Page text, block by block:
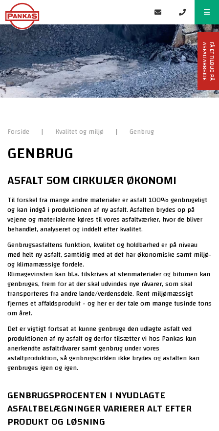
Forside | Kvalitet og miljø | Genbrug
F
Å
E
T
T
I
L
B
U
D
P
Å
A
S
F
A
L
T
A
R
B
E
J
D
E
GENBRUG
ASFALT SOM CIRKULÆR ØKONOMI
Til forskel fra mange andre materialer er asfalt 100% genbrugeligt
og kan indgå i produktionen af ny asfalt. Asfalten brydes op på
vejene og materialerne køres til vores asfaltværker, hvor de bliver
behandlet, analyseret og inddelt efter kvalitet.
Genbrugsasfaltens funktion, kvalitet og holdbarhed er på niveau
med helt ny asfalt, samtidig med at det har økonomiske samt miljø-
og klimamæssige fordele.
Klimagevinsten kan bl.a. tilskrives at stenmaterialer og bitumen kan
genbruges, frem for at der skal udvindes nye råvarer, som skal
transporteres fra andre lande/verdensdele. Rent miljømæssigt
fjernes et affaldsprodukt - og her er der tale om mange tusinde tons
om året.
Det er vigtigt fortsat at kunne genbruge den udlagte asfalt ved
produktionen af ny asfaltog derfor tilsætter vi hos Pankas kun
anerkendte asfaltråvarer samt genbrug under vores
asfaltproduktion, så genbrugscirklen ikke brydes og asfalten kan
genbruges igen og igen.
GENBRUGSPROCENTEN I NYUDLAGTE
ASFALTBELÆGNINGER VARIERER ALT EFTER
PRODUKT OG LØSNING